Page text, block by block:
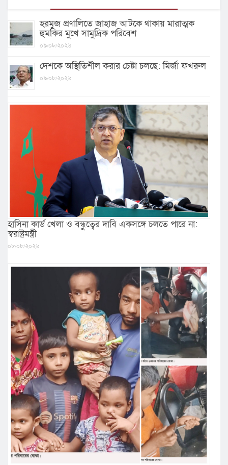
হরমুজ প্রণালিতে জাহাজ আটকে থাকায় মারাত্মক
হুমকির মুখে সামুদ্রিক পরিবেশ
০৯/০৮/২০২৬
দেশকে অস্থিতিশীল করার চেষ্টা চলছে: মির্জা ফখরুল
০৯/০৮/২০২৬
হাসিনা কার্ড খেলা ও বন্ধুত্বের দাবি একসঙ্গে চলতে পারে না:
স্বরাষ্ট্রমন্ত্রী
০৮/০৮/২০২৬